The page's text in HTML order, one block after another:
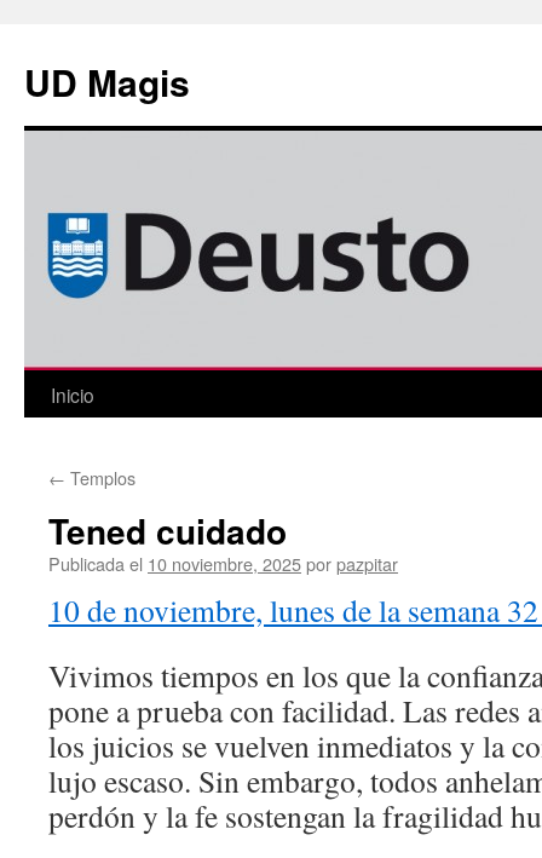
contenido
UD Magis
Inicio
← Templos
Tened cuidado
Publicada el 10 noviembre, 2025porpazpitar
10 de noviembre, lunes de la semana
Vivimos tiempos en los que la
pone a prueba con facilidad. Las redes
los juicios se vuelven inmediatos y la
lujo escaso. Sin embargo, todos
perdón y la fe sostengan la fragilidad